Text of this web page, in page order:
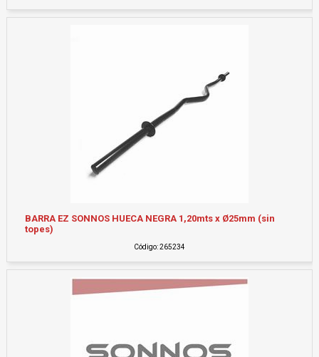
BARRA EZ SONNOS HUECA NEGRA 1,20mts x Ø25mm (sin
topes)
Código: 265234